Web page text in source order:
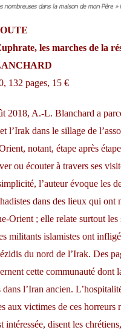
les marches de la
132 pages, 15 €
2018, A.-L. Blanchard a
l’Irak dans le sillage de
notant, étape après
ou écouter à travers ses
l’auteur évoque les
dans des lieux qui ont
Orient ; elle relate surtout les
militants islamistes ont
du nord de l’Irak. Des
cette communauté dont
dans l’Iran ancien.
aux victimes de ces horreurs
intéressée, disent les